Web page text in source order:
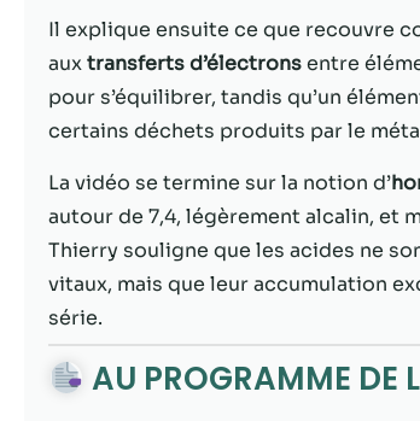
Il explique ensuite ce que recouvre
auxtransferts d’électronsentre
pour s’équilibrer, tandis qu’un
certains déchets produits par le
La vidéo se termine sur la notion d’
autour de 7,4, légèrement alcalin, et
Thierry souligne que les acides ne
vitaux, mais que leur accumulation
série.
AU PROGRAMME DE